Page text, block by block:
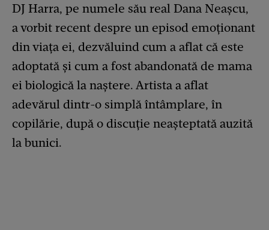
DJ Harra, pe numele său real Dana Neașcu,
a vorbit recent despre un episod emoționant
din viața ei, dezvăluind cum a aflat că este
adoptată și cum a fost abandonată de mama
ei biologică la naștere. Artista a aflat
adevărul dintr-o simplă întâmplare, în
copilărie, după o discuție neașteptată auzită
la bunici.